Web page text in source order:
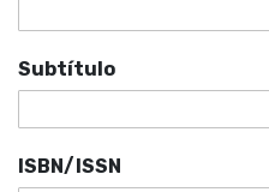
Subtítulo
ISBN/ISSN